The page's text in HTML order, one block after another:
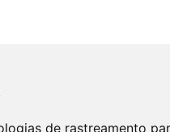
de rastreamento